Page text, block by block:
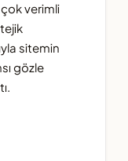
verimli
sitemin
gözle